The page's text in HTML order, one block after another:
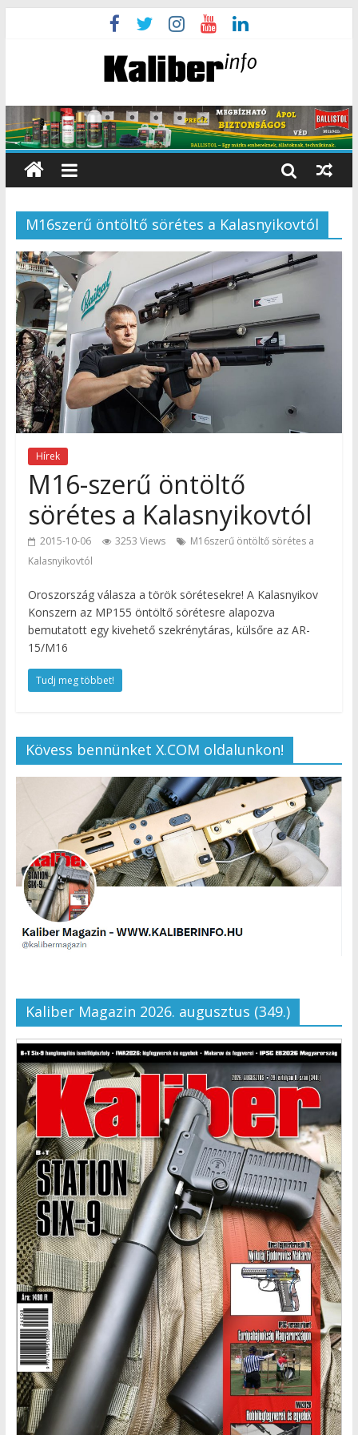
M16szerű öntöltő sörétes a Kalasnyikovtól
Hírek
M16-szerű öntöltő
sörétes a Kalasnyikovtól
2015-10-06 3253 Views
M16szerű öntöltő sörétes a
Kalasnyikovtól
Oroszország válasza a török sörétesekre! A Kalasnyikov
Konszern az МР155 öntöltő sörétesre alapozva
bemutatott egy kivehető szekrénytáras, külsőre az AR-
15/M16
Tudj meg többet!
Kövess bennünket X.COM oldalunkon!
Kaliber Magazin 2026. augusztus (349.)